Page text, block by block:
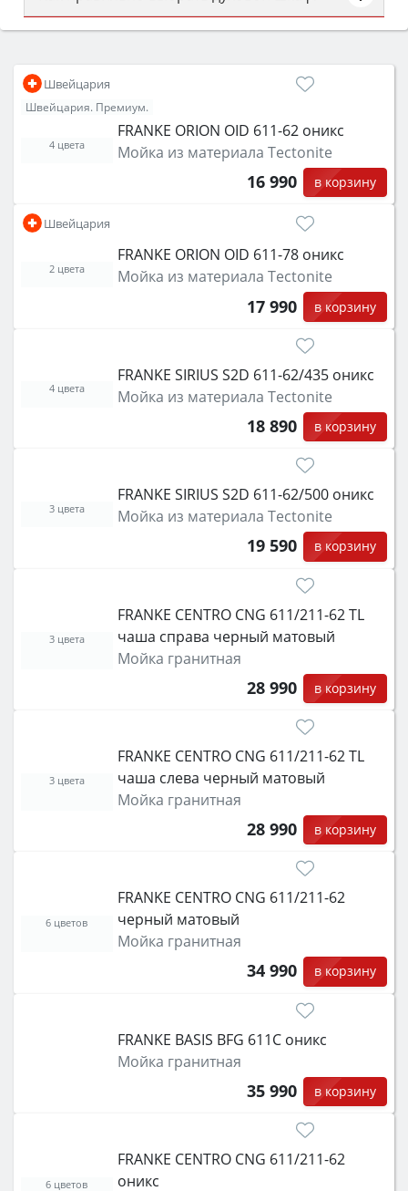
Сначала определитесь с типом (газовый или
затем смотрите на объём 50–70 л для семьи,
класс энергопотребления не ниже A и нужные
функции (конвекция, гриль, самоочистка,
защита от детей).
Швейцария
Швейцария. Премиум.
FRANKE ORION OID 611-62 оникс
Мойка из материала Tectonite
16 990 в корзину
4 цвета
Швейцария
FRANKE ORION OID 611-78 оникс
Мойка из материала Tectonite
17 990 в корзину
2 цвета
FRANKE SIRIUS S2D 611-62/435 оникс
Мойка из материала Tectonite
18 890 в корзину
4 цвета
FRANKE SIRIUS S2D 611-62/500 оникс
Мойка из материала Tectonite
19 590 в корзину
3 цвета
FRANKE CENTRO CNG 611/211-62 TL
чаша справа черный матовый
Мойка гранитная
28 990 в корзину
3 цвета
FRANKE CENTRO CNG 611/211-62 TL
чаша слева черный матовый
Мойка гранитная
28 990 в корзину
3 цвета
FRANKE CENTRO CNG 611/211-62
черный матовый
Мойка гранитная
34 990 в корзину
6 цветов
FRANKE BASIS BFG 611C оникс
Мойка гранитная
35 990 в корзину
FRANKE CENTRO CNG 611/211-62
оникс
6 цветов